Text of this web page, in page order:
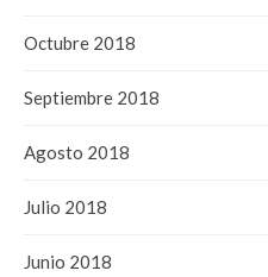
Octubre 2018
Septiembre 2018
Agosto 2018
Julio 2018
Junio 2018